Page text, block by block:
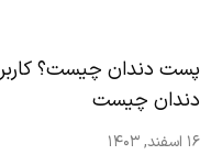
پست دندان چیست؟
دندان چیست
۱۶ اسفند, ۱۴۰۳